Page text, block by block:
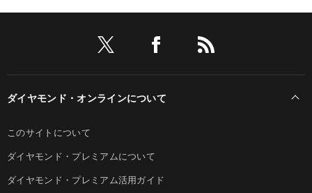
ダイヤモンド・オンラインについて
このサイトについて
ダイヤモンド・プレミアムについて
ダイヤモンド・プレミアム活用ガイド